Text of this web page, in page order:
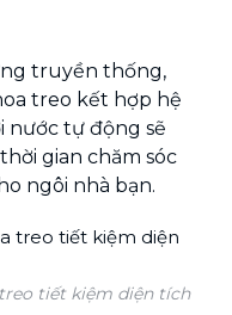
truyền thống,
treo kết hợp hệ
nước tự động sẽ
gian chăm sóc
ngôi nhà bạn.
tiết kiệm diện tích